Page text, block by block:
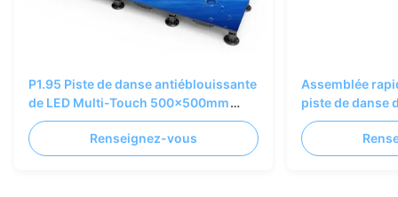
P1.95 Piste de danse antiéblouissante
de LED Multi-Touch 500x500mm
pour l'entreprise de musée
Renseignez-vous
Assemblée
piste de danse
500x500mm
d'événements